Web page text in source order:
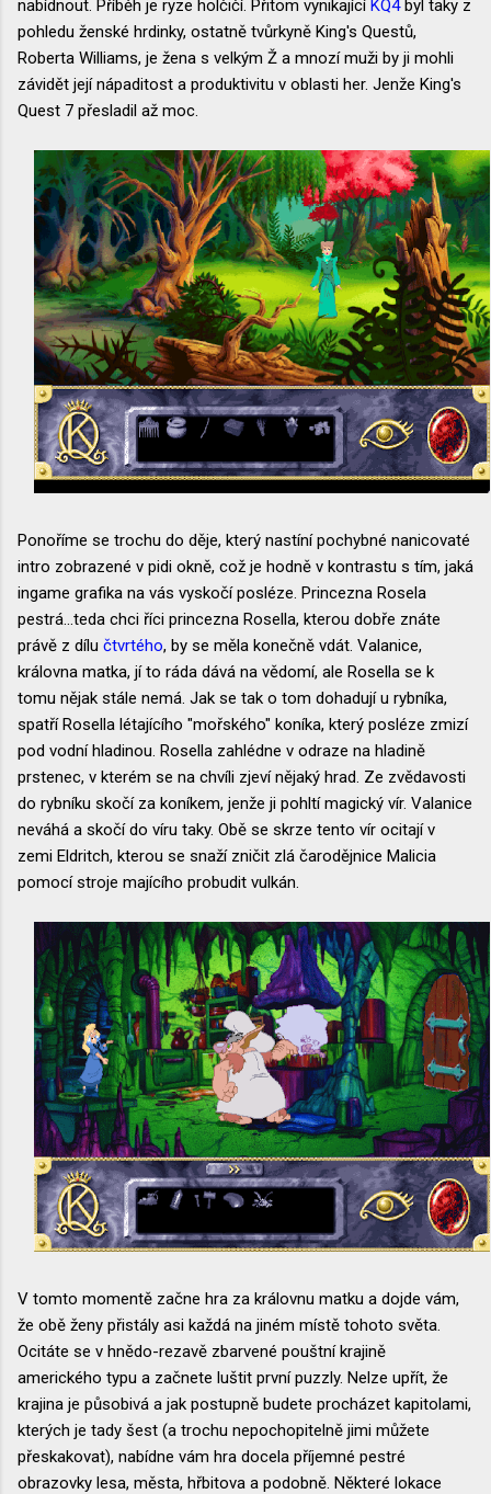
nabídnout. Příběh je ryze holčičí. Přitom vynikající KQ4byl taky z
pohledu ženské hrdinky, ostatně tvůrkyně King's Questů,
Roberta Williams, je žena s velkým Ž a mnozí muži by ji mohli
závidět její nápaditost a produktivitu v oblasti her. Jenže King's
Quest 7 přesladil až moc.
Ponoříme se trochu do děje, který nastíní pochybné nanicovaté
intro zobrazené v pidi okně, což je hodně v kontrastu s tím, jaká
ingame grafika na vás vyskočí posléze. Princezna Rosela
pestrá...teda chci říci princezna Rosella, kterou dobře znáte
právě z dílu čtvrtého, by se měla konečně vdát. Valanice,
královna matka, jí to ráda dává na vědomí, ale Rosella se k
tomu nějak stále nemá. Jak se tak o tom dohadují u rybníka,
spatří Rosella létajícího "mořského" koníka, který posléze zmizí
pod vodní hladinou. Rosella zahlédne v odraze na hladině
prstenec, v kterém se na chvíli zjeví nějaký hrad. Ze zvědavosti
do rybníku skočí za koníkem, jenže ji pohltí magický vír. Valanice
neváhá a skočí do víru taky. Obě se skrze tento vír ocitají v
zemi Eldritch, kterou se snaží zničit zlá čarodějnice Malicia
pomocí stroje majícího probudit vulkán.
V tomto momentě začne hra za královnu matku a dojde vám,
že obě ženy přistály asi každá na jiném místě tohoto světa.
Ocitáte se v hnědo-rezavě zbarvené pouštní krajině
amerického typu a začnete luštit první puzzly. Nelze upřít, že
krajina je působivá a jak postupně budete procházet kapitolami,
kterých je tady šest (a trochu nepochopitelně jimi můžete
přeskakovat), nabídne vám hra docela příjemné pestré
obrazovky lesa, města, hřbitova a podobně. Některé lokace